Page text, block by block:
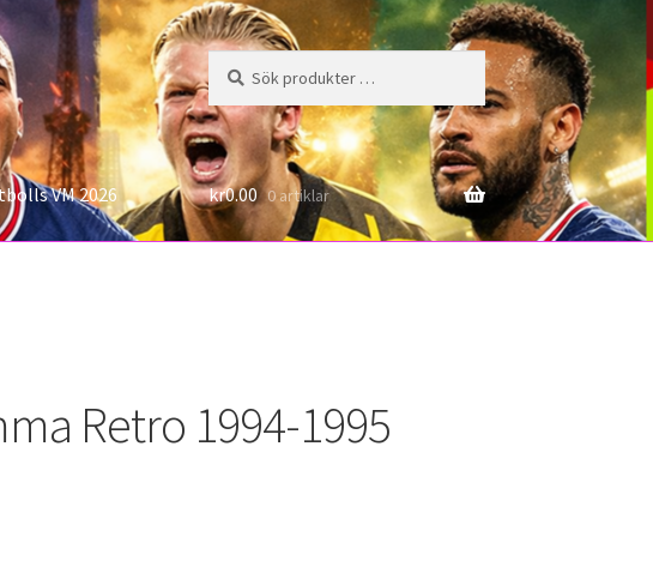
Sök
efter:
Sök
VM 2026 kr0.00 0 artiklar
Retro 1994-1995